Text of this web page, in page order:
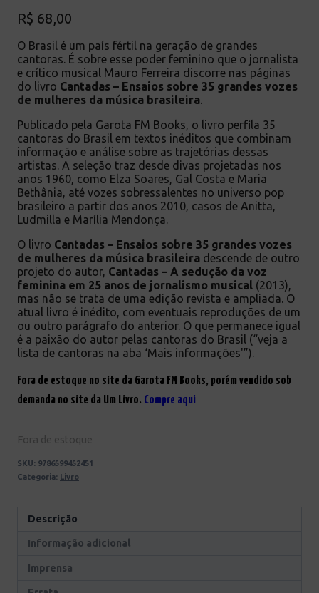
R$ 68,00
O Brasil é um país fértil na geração de grandes
cantoras. É sobre esse poder feminino que o jornalista
e crítico musical Mauro Ferreira discorre nas páginas
do livro Cantadas – Ensaios sobre 35 grandes vozes
de mulheres da música brasileira.
Publicado pela Garota FM Books, o livro perfila 35
cantoras do Brasil em textos inéditos que combinam
informação e análise sobre as trajetórias dessas
artistas. A seleção traz desde divas projetadas nos
anos 1960, como Elza Soares, Gal Costa e Maria
Bethânia, até vozes sobressalentes no universo pop
brasileiro a partir dos anos 2010, casos de Anitta,
Ludmilla e Marília Mendonça.
O livro Cantadas – Ensaios sobre 35 grandes vozes
de mulheres da música brasileira descende de outro
projeto do autor, Cantadas – A sedução da voz
feminina em 25 anos de jornalismo musical (2013),
mas não se trata de uma edição revista e ampliada. O
atual livro é inédito, com eventuais reproduções de um
ou outro parágrafo do anterior. O que permanece igual
é a paixão do autor pelas cantoras do Brasil (“veja a
lista de cantoras na aba ‘Mais informações'”).
Fora de estoque no site da Garota FM Books, porém vendido sob
demanda no site da Um Livro. Compre aqui
Fora de estoque
SKU: 9786599452451
Categoria: Livro
Descrição
Informação adicional
Imprensa